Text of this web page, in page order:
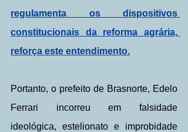
regulamenta os dispositivos
constitucionais da reforma agrária,
reforça este entendimento.
Portanto, o prefeito de Brasnorte, Edelo
Ferrari incorreu em falsidade
ideológica, estelionato e improbidade